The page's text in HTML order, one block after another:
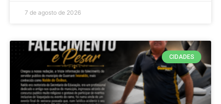
7 de agosto de 2026
CIDADES